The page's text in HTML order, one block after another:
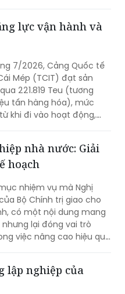
lực vận hành và
7/2026, Cảng Quốc tế
Mép (TCIT) đạt sản
221.819 Teu (tương
tấn hàng hóa), mức
khi đi vào hoạt động,
trưởng về sản lượng mà
năng lực vận hành, khả
bối cảnh thị trường vận
cung ứng toàn cầu
động.
nhà nước: Giải
hoạch
nhiệm vụ mà Nghị
Bộ Chính trị giao cho
có một nội dung mang
lại đóng vai trò
việc nâng cao hiệu quả
lợi nhuận vượt kế
lập nghiệp của